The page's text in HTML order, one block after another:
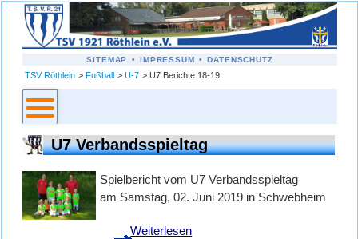
NAVIGATION
ÜBERSPRINGEN
SITEMAP IMPRESSUM DATENSCHUTZ
TSV Röthlein Fußball U-7 U7 Berichte 18-19
U7 Verbandsspieltag
Spielbericht vom U7 Verbandsspieltag
am Samstag, 02. Juni 2019 in Schwebheim
Weiterlesen